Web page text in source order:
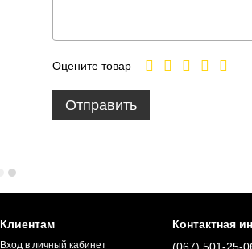
Оцените товар
Отправить
Клиентам
Вход в личный кабинет
Контактная